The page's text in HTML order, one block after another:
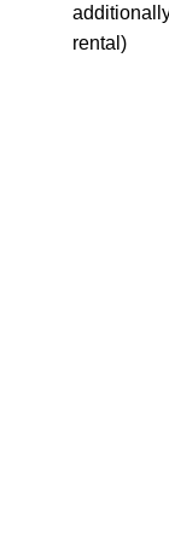
rental)